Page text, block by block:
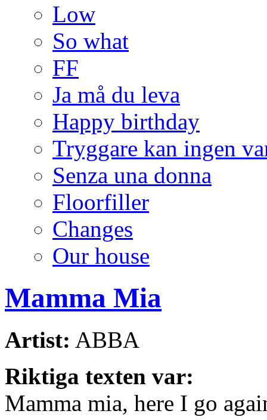
Low
So what
FF
Ja må du leva
Happy birthday
Tryggare kan ingen
Senza una donna
Floorfiller
Changes
Our house
Mamma Mia
Artist: ABBA
Riktiga texten var:
Mamma mia, here I go